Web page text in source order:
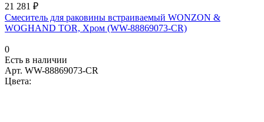
21 281 ₽
Смеситель для раковины встраиваемый WONZON &
WOGHAND TOR, Хром (WW-88869073-CR)
0
Есть в наличии
Арт. WW-88869073-CR
Цвета: